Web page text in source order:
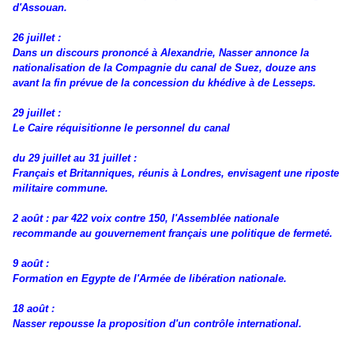
d'Assouan.
26 juillet :
Dans un discours prononcé à Alexandrie, Nasser annonce la
nationalisation de la Compagnie du canal de Suez, douze ans
avant la fin prévue de la concession du khédive à de Lesseps.
29 juillet :
Le Caire réquisitionne le personnel du canal
du 29 juillet au 31 juillet :
Français et Britanniques, réunis à Londres, envisagent une riposte
militaire commune.
2 août : par 422 voix contre 150, l'Assemblée nationale
recommande au gouvernement français une politique de fermeté.
9 août :
Formation en Egypte de l'Armée de libération nationale.
18 août :
Nasser repousse la proposition d'un contrôle international.